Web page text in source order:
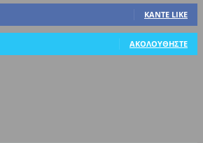
ΚΆΝΤΕ LIKE
ΑΚΟΛΟΥΘΉΣΤΕ